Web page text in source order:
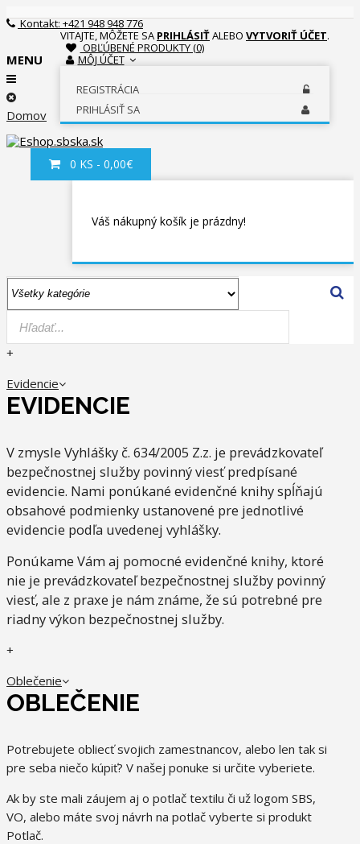
Kontakt: +421 948 948 776
VITAJTE, MÔŽETE SA PRIHLÁSIŤALEBO VYTVORIŤ ÚČET.
OBĽÚBENÉ PRODUKTY (0)
MÔJ ÚČET
REGISTRÁCIA
PRIHLÁSIŤ SA
0 KS - 0,00€
Váš nákupný košík je prázdny!
MENU
Domov
+
Evidencie
EVIDENCIE
V zmysle Vyhlášky č. 634/2005 Z.z. je prevádzkovateľ
bezpečnostnej služby povinný viesť predpísané
evidencie. Nami ponúkané evidenčné knihy spĺňajú
obsahové podmienky ustanovené pre jednotlivé
evidencie podľa uvedenej vyhlášky.
Ponúkame Vám aj pomocné evidenčné knihy, ktoré
nie je prevádzkovateľ bezpečnostnej služby povinný
viesť, ale z praxe je nám známe, že sú potrebné pre
riadny výkon bezpečnostnej služby.
+
Oblečenie
OBLEČENIE
Potrebujete obliecť svojich zamestnancov, alebo len tak si
pre seba niečo kúpiť? V našej ponuke si určite vyberiete.
Ak by ste mali záujem aj o potlač textilu či už logom SBS,
VO, alebo máte svoj návrh na potlač vyberte si produkt
Potlač.